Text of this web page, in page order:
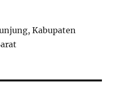
Kabupaten